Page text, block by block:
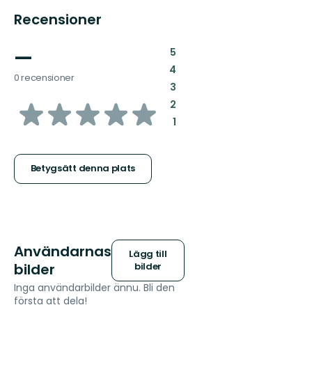
Recensioner
—
0 recensioner
av
stjärnor
Betygsätt denna plats
5:
4:
3:
2:
1:
Användarnas
bilder
Lägg till
bilder
Inga användarbilder ännu. Bli den
första att dela!